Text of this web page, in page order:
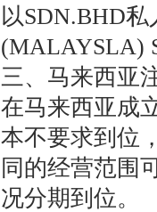
以SDN.BHD
(MALAYSLA)
三、马来西亚
在马来西亚成
本不要求到位
同的经营范围
况分期到位。